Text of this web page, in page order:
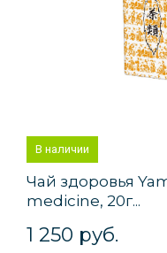
В наличии
Чай здоровья
medicine, 20г...
1 250 руб.